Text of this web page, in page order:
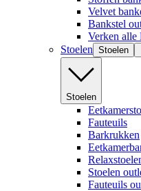
Velvet
Bankstel
Verken alle
Stoelen Stoelen
Stoelen
Fauteuils
Barkrukken
Stoelen
Fauteuils